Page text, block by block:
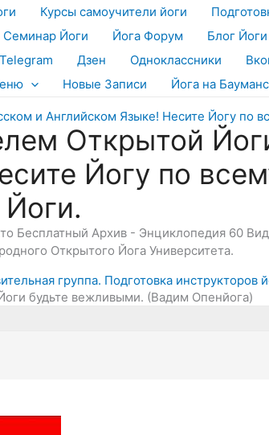
Курсы самоучители йоги
Семинар Йоги Йога Форум Блог Йоги
Telegram Дзен Одноклассники
Новые Записи Йога на
Открытой
Йогу по
Бесплатный Архив - Энциклопедия 60
Открытого Йога Университета.
группа. Подготовка инструкторов
будьте вежливыми. (Вадим Опенйога)